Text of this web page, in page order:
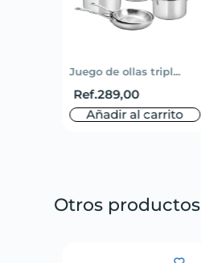
Juego de ollas tripl...
Ref.289,00
Añadir al carrito
Otros productos